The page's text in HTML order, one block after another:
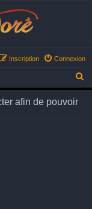
Connexion
Inscription
e
afin de pouvoir